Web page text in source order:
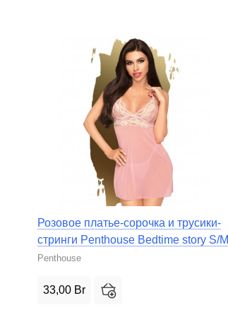
Розовое платье-сорочка и трусики-
стринги Penthouse Bedtime story S/M
Penthouse
33,00 Br